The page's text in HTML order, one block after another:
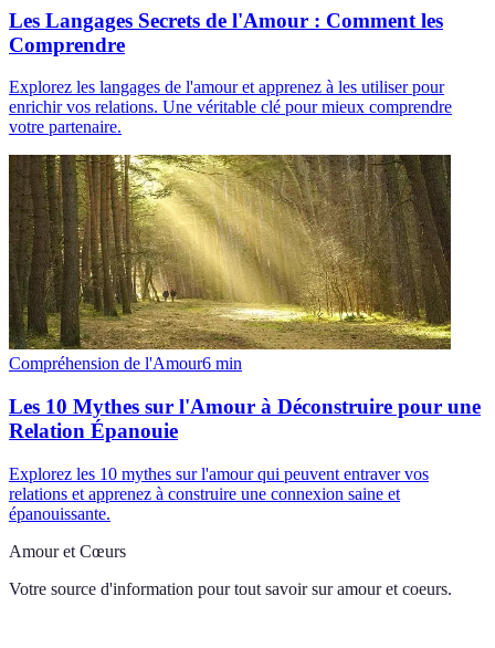
Les Langages Secrets de l'Amour : Comment les
Comprendre
Explorez les langages de l'amour et apprenez à les utiliser pour
enrichir vos relations. Une véritable clé pour mieux comprendre
votre partenaire.
Compréhension de l'Amour6 min
Les 10 Mythes sur l'Amour à Déconstruire pour une
Relation Épanouie
Explorez les 10 mythes sur l'amour qui peuvent entraver vos
relations et apprenez à construire une connexion saine et
épanouissante.
Amour et Cœurs
Votre source d'information pour tout savoir sur amour et coeurs.